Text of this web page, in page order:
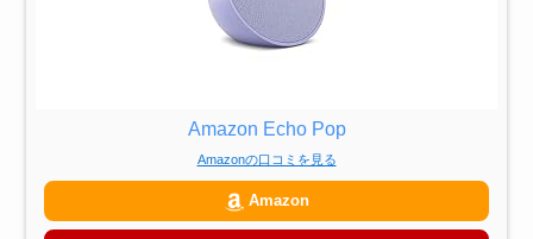
Amazon Echo Pop
Amazonの口コミを見る
Amazon